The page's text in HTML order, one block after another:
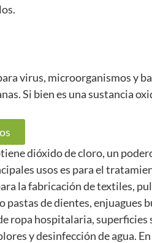
virus, microorganismos y
Si bien es una sustancia
dióxido de cloro, un
usos es para el
la fabricación de textiles,
de dientes, enjuagues
ropa hospitalaria, superficies
y desinfección de agua.